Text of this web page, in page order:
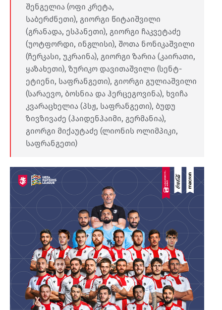
შენგელია (ოფი კრეტა,
საბერძნეთი), გიორგი წიტაიშვილი
(გრანადა, ესპანეთი), გიორგი ჩაკვეტაძე
(უოტფორდი, ინგლისი), შოთა ნონიკაშვილი
(ჩერკასი, უკრაინა), გიორგი ზარია (კაირათი,
ყაზახეთი), ზურიკო დავითაშვილი (სენტ-
ეტიენი, საფრანგეთი), გიორგი გულიაშვილი
(სარაევო, ბოსნია და ჰერცეგოვინა), ხვიჩა
კვარაცხელია (პსჟ, საფრანგეთი), ბუდუ
ზივზივაძე (ჰაიდენჰაიმი, გერმანია),
გიორგი მიქაუტაძე (ლიონის ოლიმპიკი,
საფრანგეთი)